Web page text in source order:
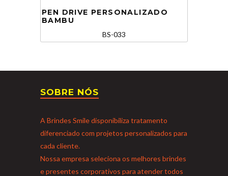
PEN DRIVE PERSONALIZADO
BAMBU
BS-033
SOBRE NÓS
A Brindes Smile disponibiliza tratamento
diferenciado com projetos personalizados para
cada cliente.
Nossa empresa seleciona os melhores brindes
e presentes corporativos para atender todos